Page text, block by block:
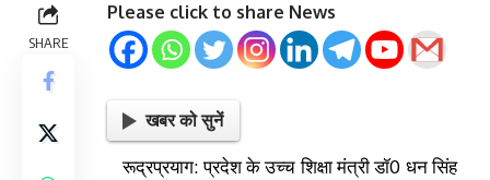
SHARE
Please click to share News
खबर को सुनें
रूद्रप्रयाग: प्रदेश के उच्च शिक्षा मंत्री डॉ0 धन सिंह